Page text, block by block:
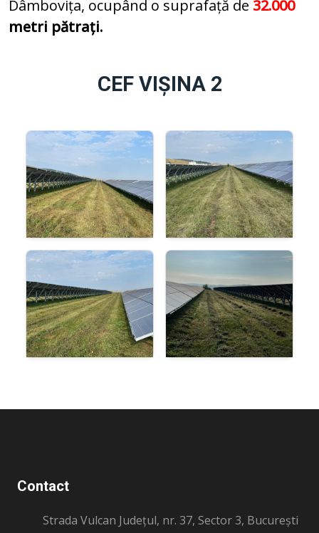
Dâmbovița, ocupând o suprafață de 32.000
metri pătrați.
CEF VIȘINA 2
Contact
Strada Vulcan Județul, nr. 37, Sector 3, București